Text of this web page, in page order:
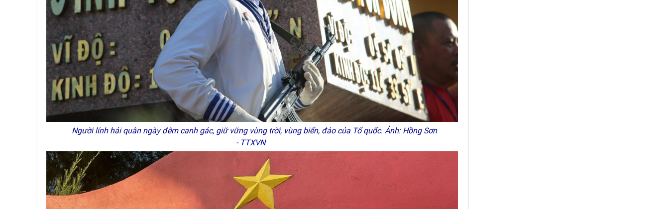
Người lính hải quân ngày đêm canh gác, giữ vững vùng trời, vùng biển, đảo của Tổ quốc. Ảnh: Hồng Sơn
- TTXVN